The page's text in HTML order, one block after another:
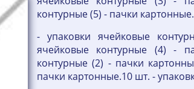
контурные (5) - пачки
- упаковки ячейковые
ячейковые контурные (4) -
контурные (2) - пачки
пачки картонные.10 шт. -